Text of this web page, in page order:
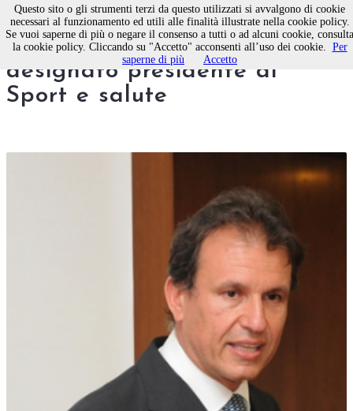
Vito Cozzoli di Molfetta
designato presidente di
Sport e salute
Questo sito o gli strumenti terzi da questo utilizzati si avvalgono di cookie
necessari al funzionamento ed utili alle finalità illustrate nella cookie policy.
Se vuoi saperne di più o negare il consenso a tutti o ad alcuni cookie, consulta
la cookie policy. Cliccando su "Accetto" acconsenti all’uso dei cookie. Per
saperne di più
Accetto